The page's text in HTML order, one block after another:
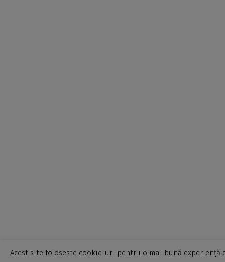
Acest site folosește cookie-uri pentru o mai bună experiență